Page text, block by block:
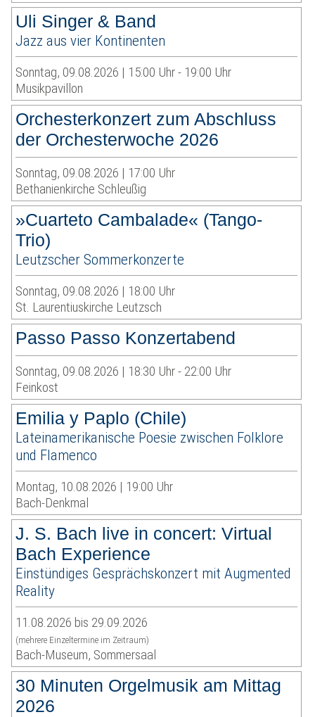
Uli Singer & Band
Jazz aus vier Kontinenten
Sonntag, 09.08.2026 | 15:00 Uhr - 19:00 Uhr
Musikpavillon
Orchesterkonzert zum Abschluss
der Orchesterwoche 2026
Sonntag, 09.08.2026 | 17:00 Uhr
Bethanienkirche Schleußig
»Cuarteto Cambalade« (Tango-
Trio)
Leutzscher Sommerkonzerte
Sonntag, 09.08.2026 | 18:00 Uhr
St. Laurentiuskirche Leutzsch
Passo Passo Konzertabend
Sonntag, 09.08.2026 | 18:30 Uhr - 22:00 Uhr
Feinkost
Emilia y Paplo (Chile)
Lateinamerikanische Poesie zwischen Folklore
und Flamenco
Montag, 10.08.2026 | 19:00 Uhr
Bach-Denkmal
J. S. Bach live in concert: Virtual
Bach Experience
Einstündiges Gesprächskonzert mit Augmented
Reality
11.08.2026 bis 29.09.2026
(mehrere Einzeltermine im Zeitraum)
Bach-Museum, Sommersaal
30 Minuten Orgelmusik am Mittag
2026